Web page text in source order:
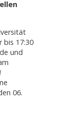
bis 17:30
und
06.